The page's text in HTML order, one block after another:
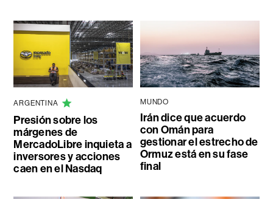
ARGENTINA
Presión sobre los
márgenes de
MercadoLibre inquieta a
inversores y acciones
caen en el Nasdaq
MUNDO
Irán dice que acuerdo
con Omán para
gestionar el estrecho de
Ormuz está en su fase
final